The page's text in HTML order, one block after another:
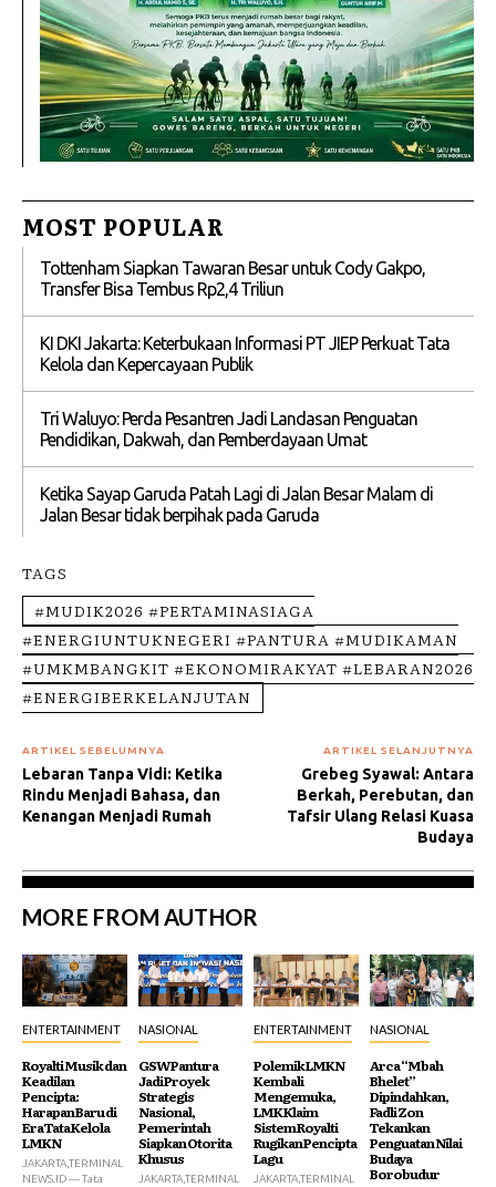
MOST POPULAR
Tottenham Siapkan Tawaran Besar untuk Cody Gakpo,
Transfer Bisa Tembus Rp2,4 Triliun
KI DKI Jakarta: Keterbukaan Informasi PT JIEP Perkuat Tata
Kelola dan Kepercayaan Publik
Tri Waluyo: Perda Pesantren Jadi Landasan Penguatan
Pendidikan, Dakwah, dan Pemberdayaan Umat
Ketika Sayap Garuda Patah Lagi di Jalan Besar Malam di
Jalan Besar tidak berpihak pada Garuda
TAGS
#MUDIK2026 #PERTAMINASIAGA
#ENERGIUNTUKNEGERI #PANTURA #MUDIKAMAN
#UMKMBANGKIT #EKONOMIRAKYAT #LEBARAN2026
#ENERGIBERKELANJUTAN
ARTIKEL SEBELUMNYA
Lebaran Tanpa Vidi: Ketika
Rindu Menjadi Bahasa, dan
Kenangan Menjadi Rumah
ARTIKEL SELANJUTNYA
Grebeg Syawal: Antara
Berkah, Perebutan, dan
Tafsir Ulang Relasi Kuasa
Budaya
MORE FROM AUTHOR
ENTERTAINMENT
Royalti Musik dan
Keadilan
Pencipta:
Harapan Baru di
Era Tata Kelola
LMKN
JAKARTA,TERMINAL
NEWS.ID — Tata
NASIONAL
GSW Pantura
Jadi Proyek
Strategis
Nasional,
Pemerintah
Siapkan Otorita
Khusus
JAKARTA,TERMINAL
ENTERTAINMENT
Polemik LMKN
Kembali
Mengemuka,
LMK Klaim
Sistem Royalti
Rugikan Pencipta
Lagu
JAKARTA,TERMINAL
NASIONAL
Arca “Mbah
Bhelet”
Dipindahkan,
Fadli Zon
Tekankan
Penguatan Nilai
Budaya
Borobudur